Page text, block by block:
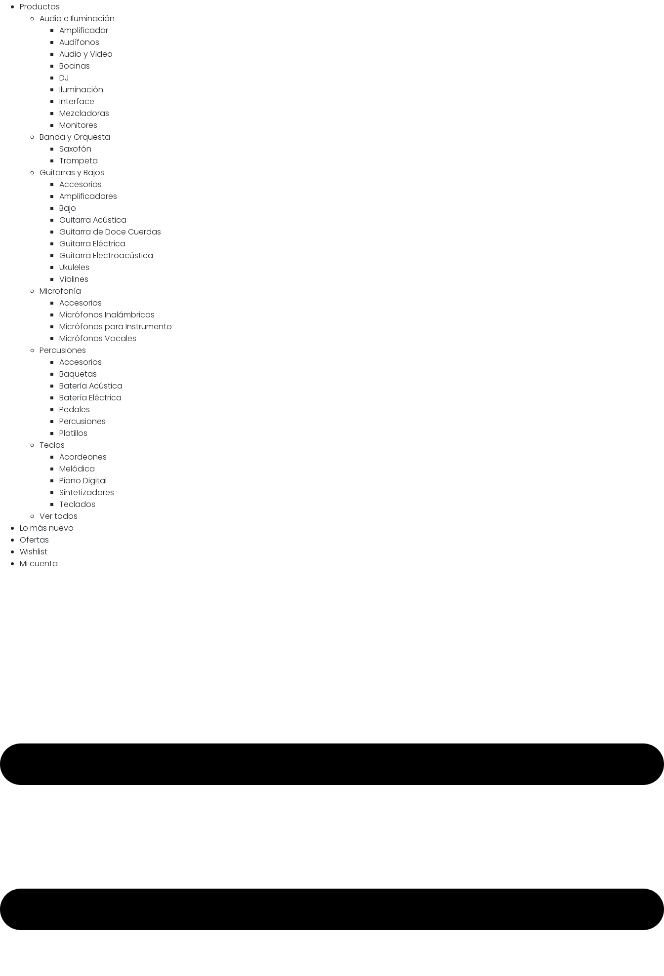
Productos
Audio e Iluminación
Amplificador
Audífonos
Audio y Video
Bocinas
DJ
Iluminación
Interface
Mezcladoras
Monitores
Banda y Orquesta
Saxofón
Trompeta
Guitarras y Bajos
Accesorios
Amplificadores
Bajo
Guitarra Acústica
Guitarra de Doce Cuerdas
Guitarra Eléctrica
Guitarra Electroacústica
Ukuleles
Violines
Microfonía
Accesorios
Micrófonos Inalámbricos
Micrófonos para Instrumento
Micrófonos Vocales
Percusiones
Accesorios
Baquetas
Batería Acústica
Batería Eléctrica
Pedales
Percusiones
Platillos
Teclas
Acordeones
Melódica
Piano Digital
Sintetizadores
Teclados
Ver todos
Lo más nuevo
Ofertas
Wishlist
Mi cuenta